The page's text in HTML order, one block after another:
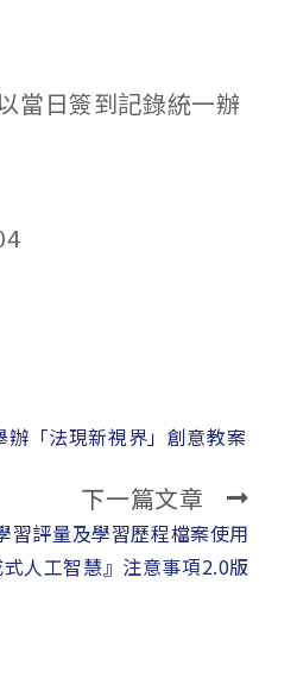
當日簽到記錄統一辦
辦「法現新視界」創意教案
下一篇文章
習評量及學習歷程檔案使用
式人工智慧』注意事項2.0版